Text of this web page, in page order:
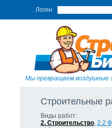
Логин
Мы превращаем воздушные
Строительные
Виды работ:
2. Строительство, 2.2